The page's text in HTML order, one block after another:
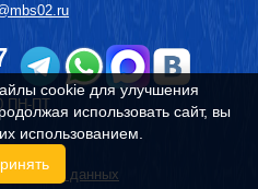
ПН-ПТ
данных
cookie для улучшения
использовать сайт, вы
использованием.